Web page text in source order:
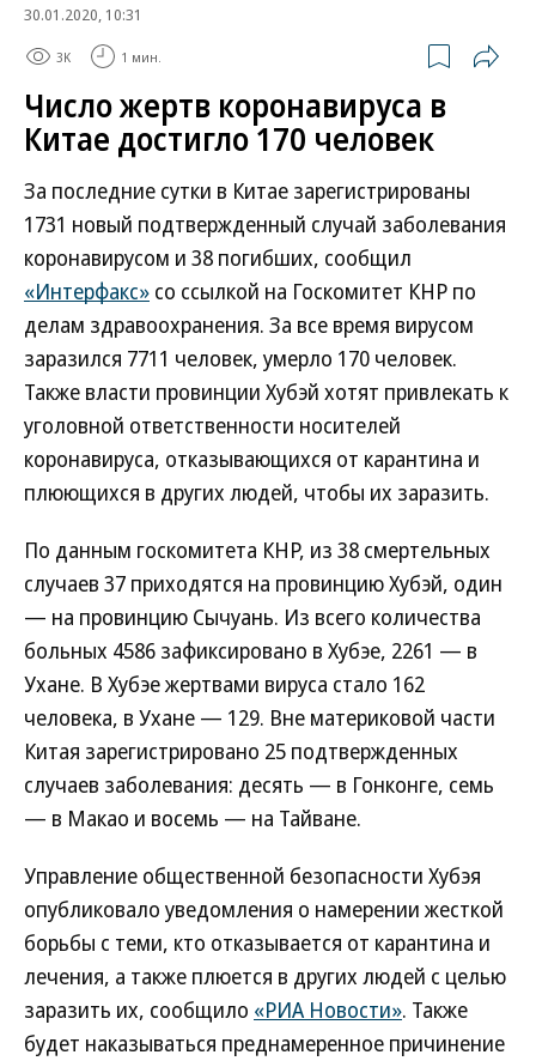
30.01.2020, 10:31
3K 1 мин.
Число жертв коронавируса в
Китае достигло 170 человек
За последние сутки в Китае зарегистрированы
1731 новый подтвержденный случай заболевания
коронавирусом и 38 погибших, сообщил
«Интерфакс» со ссылкой на Госкомитет КНР по
делам здравоохранения. За все время вирусом
заразился 7711 человек, умерло 170 человек.
Также власти провинции Хубэй хотят привлекать к
уголовной ответственности носителей
коронавируса, отказывающихся от карантина и
плюющихся в других людей, чтобы их заразить.
По данным госкомитета КНР, из 38 смертельных
случаев 37 приходятся на провинцию Хубэй, один
— на провинцию Сычуань. Из всего количества
больных 4586 зафиксировано в Хубэе, 2261 — в
Ухане. В Хубэе жертвами вируса стало 162
человека, в Ухане — 129. Вне материковой части
Китая зарегистрировано 25 подтвержденных
случаев заболевания: десять — в Гонконге, семь
— в Макао и восемь — на Тайване.
Управление общественной безопасности Хубэя
опубликовало уведомления о намерении жесткой
борьбы с теми, кто отказывается от карантина и
лечения, а также плюется в других людей с целью
заразить их, сообщило «РИА Новости». Также
будет наказываться преднамеренное причинение